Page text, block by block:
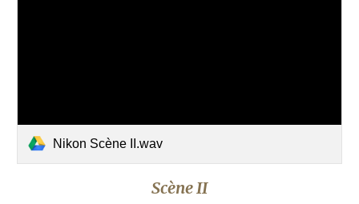
Nikon Scène II.wav
Scène II